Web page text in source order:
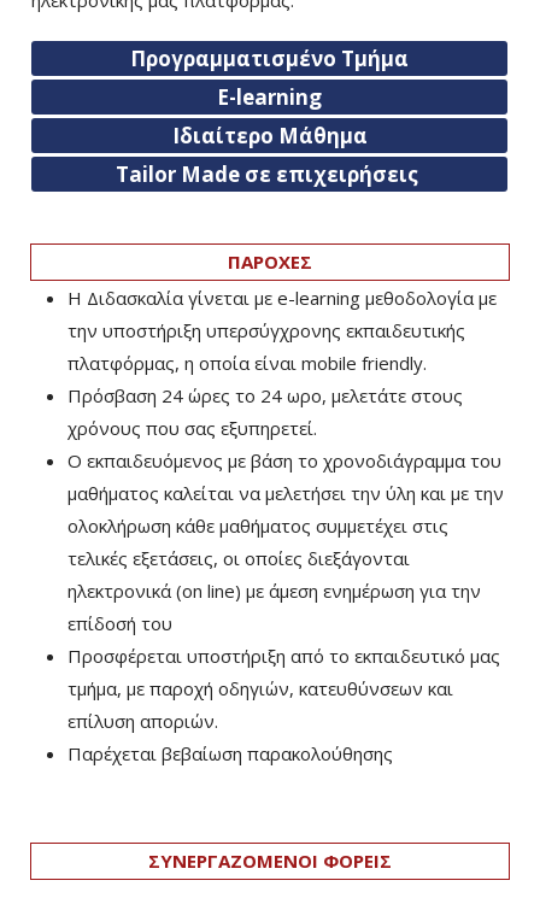
Προγραμματισμένο Τμήμα
E-learning
Ιδιαίτερο Μάθημα
Tailor Made σε επιχειρήσεις
ΠΑΡΟΧΕΣ
Η Διδασκαλία γίνεται με e-learning μεθοδολογία με
την υποστήριξη υπερσύγχρονης εκπαιδευτικής
πλατφόρμας, η οποία είναι mobile friendly.
Πρόσβαση 24 ώρες το 24 ωρο, μελετάτε στους
χρόνους που σας εξυπηρετεί.
Ο εκπαιδευόμενος με βάση το χρονοδιάγραμμα του
μαθήματος καλείται να μελετήσει την ύλη και με την
ολοκλήρωση κάθε μαθήματος συμμετέχει στις
τελικές εξετάσεις, οι οποίες διεξάγονται
ηλεκτρονικά (on line) με άμεση ενημέρωση για την
επίδοσή του
Προσφέρεται υποστήριξη από το εκπαιδευτικό μας
τμήμα, με παροχή οδηγιών, κατευθύνσεων και
επίλυση αποριών.
Παρέχεται βεβαίωση παρακολούθησης
ΣΥΝΕΡΓΑΖΟΜΕΝΟΙ ΦΟΡΕΙΣ